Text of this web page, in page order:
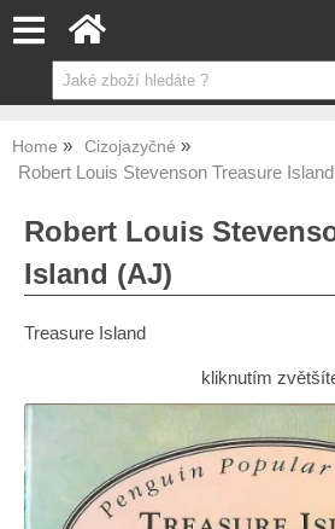
Home Cizojazyčné
Robert Louis Stevenson Treasure
Robert Louis
Island (AJ)
Treasure Island
kliknutím